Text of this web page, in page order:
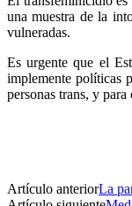
una muestra de la
vulneradas.
Es urgente que el
implemente políticas
personas trans, y
Artículo anteriorLa